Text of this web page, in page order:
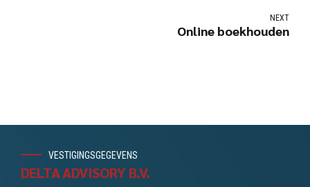
NEXT
Online boekhouden
VESTIGINGSGEGEVENS
DELTA ADVISORY B.V.